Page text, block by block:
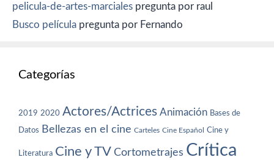
pelicula-de-artes-marciales pregunta por raul
Busco película pregunta por Fernando
Categorías
2019 2020 Actores/Actrices Animación Bases de
Datos Bellezas en el cine Carteles Cine Español Cine y
Literatura Cine y TV Cortometrajes Crítica